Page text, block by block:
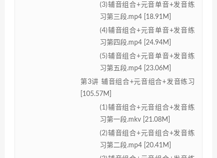
(3)辅音组合+元音单音+发音练
习第三段.mp4 [18.91M]
(4)辅音组合+元音单音+发音练
习第四段.mp4 [24.94M]
(5)辅音组合+元音单音+发音练
习第五段.mp4 [23.06M]
第3讲 辅音组合+元音组合+发音练习
[105.57M]
(1)辅音组合+元音组合+发音练
习第一段.mkv [21.08M]
(2)辅音组合+元音组合+发音练
习第二段.mp4 [20.41M]